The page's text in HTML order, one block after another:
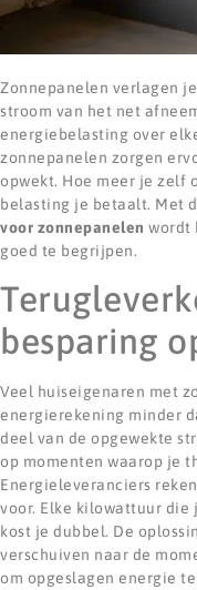
Zonnepanelen verlagen
stroom van het net
energiebelasting over
zonnepanelen zorgen
opwekt. Hoe meer je zelf
belasting je betaalt. Met
voor zonnepanelen wordt
goed te begrijpen.
besparing
Veel huiseigenaren met
energierekening minder
deel van de opgewekte
op momenten waarop je
Energieleveranciers
voor. Elke kilowattuur
kost je dubbel. De
verschuiven naar de
om opgeslagen energie